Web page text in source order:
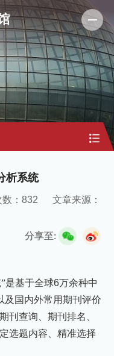
析系统
： 832
文章来源：
分享至:
是基于全球6万余种中
及国内外常用期刊评价
刊查询、期刊排名、
选题内容、精准选择